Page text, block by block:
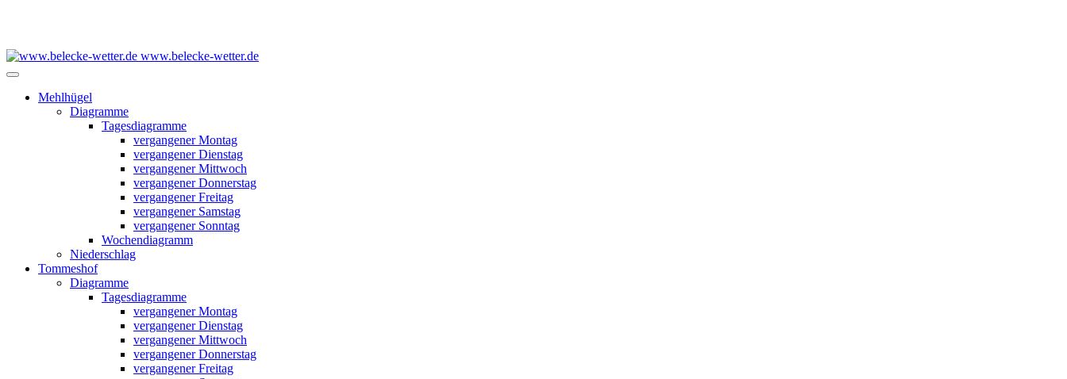
www.belecke-wetter.de
Mehlhügel
Diagramme
Tagesdiagramme
vergangener Montag
vergangener Dienstag
vergangener Mittwoch
vergangener Donnerstag
vergangener Freitag
vergangener Samstag
vergangener Sonntag
Wochendiagramm
Niederschlag
Tommeshof
Diagramme
Tagesdiagramme
vergangener Montag
vergangener Dienstag
vergangener Mittwoch
vergangener Donnerstag
vergangener Freitag